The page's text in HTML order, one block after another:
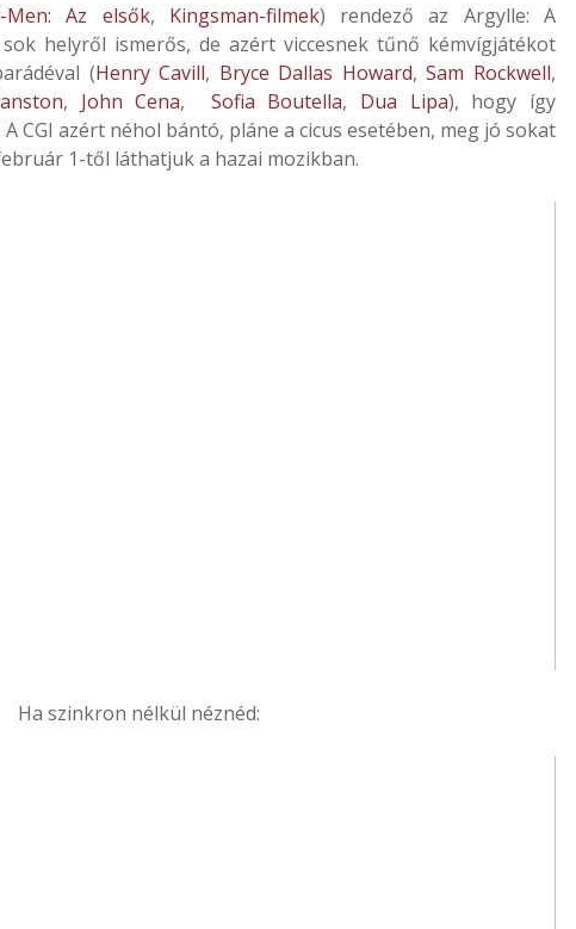
Men: Az elsők, Kingsman-filmek) rendező az Argylle: A
helyről ismerős, de azért viccesnek tűnő kémvígjátékot
(Henry Cavill, Bryce Dallas Howard,Sam Rockwell,
, John Cena, Sofia Boutella, Dua Lipa), hogy így
CGI azért néhol bántó, pláne a cicus esetében, meg jó sokat
1-től láthatjuk a hazai mozikban.
Ha szinkron nélkül néznéd: